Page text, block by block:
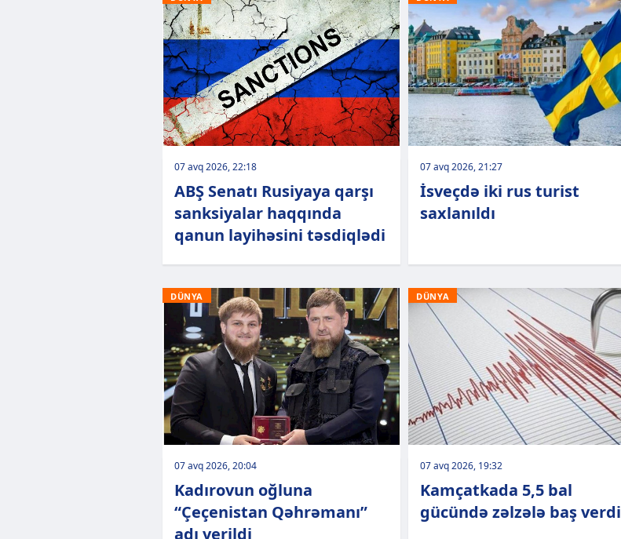
07 avq 2026, 22:18
ABŞ Senatı Rusiyaya qarşı
sanksiyalar haqqında
qanun layihəsini təsdiqlədi
07 avq 2026, 21:27
İsveçdə iki rus turist
saxlanıldı
DÜNYA
07 avq 2026, 20:04
Kadırovun oğluna
“Çeçenistan Qəhrəmanı”
adı verildi
DÜNYA
07 avq 2026, 19:32
Kamçatkada 5,5 bal
gücündə zəlzələ baş verdi